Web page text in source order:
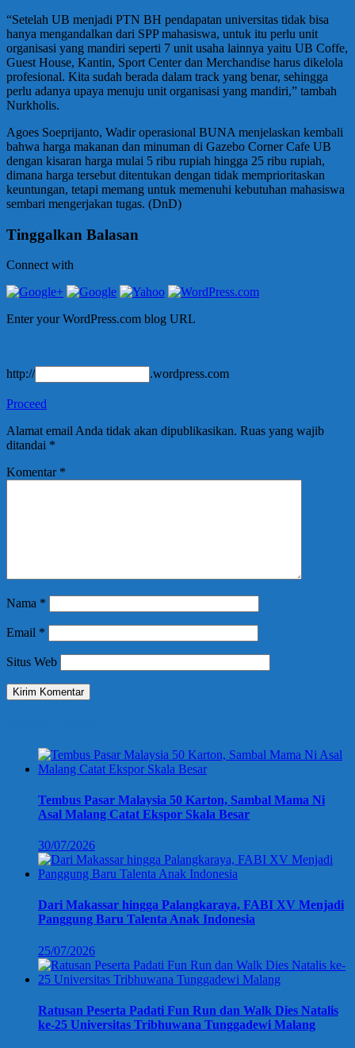
“Setelah UB menjadi PTN BH pendapatan universitas tidak bisa
hanya mengandalkan dari SPP mahasiswa, untuk itu perlu unit
organisasi yang mandiri seperti 7 unit usaha lainnya yaitu UB Coffe,
Guest House, Kantin, Sport Center dan Merchandise harus dikelola
profesional. Kita sudah berada dalam track yang benar, sehingga
perlu adanya upaya menuju unit organisasi yang mandiri,” tambah
Nurkholis.
Agoes Soeprijanto, Wadir operasional BUNA menjelaskan kembali
bahwa harga makanan dan minuman di Gazebo Corner Cafe UB
dengan kisaran harga mulai 5 ribu rupiah hingga 25 ribu rupiah,
dimana harga tersebut ditentukan dengan tidak memprioritaskan
keuntungan, tetapi memang untuk memenuhi kebutuhan mahasiswa
sembari mengerjakan tugas. (DnD)
Tinggalkan Balasan
Connect with
Enter your WordPress.com blog URL
http:// .wordpress.com
Proceed
Alamat email Anda tidak akan dipublikasikan. Ruas yang wajib
ditandai *
Komentar *
Nama *
Email *
Situs Web
Tembus Pasar Malaysia 50 Karton, Sambal Mama Ni
Asal Malang Catat Ekspor Skala Besar
30/07/2026
Dari Makassar hingga Palangkaraya, FABI XV Menjadi
Panggung Baru Talenta Anak Indonesia
25/07/2026
Ratusan Peserta Padati Fun Run dan Walk Dies Natalis
ke-25 Universitas Tribhuwana Tunggadewi Malang